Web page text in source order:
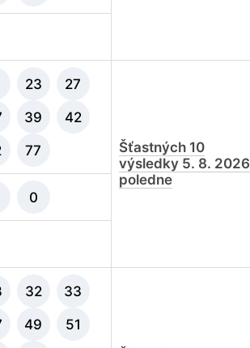
23 27
39 42
77
Šťastných 10
výsledky 5. 8. 2026
poledne
0
32 33
49 51